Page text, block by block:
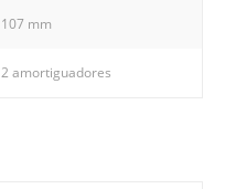
107 mm
2 amortiguadores